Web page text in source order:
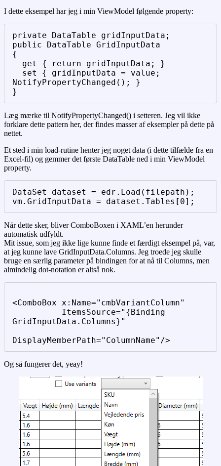
I dette eksempel har jeg i min ViewModel følgende property:
private DataTable gridInputData;
public DataTable GridInputData
{
NotifyPropertyChanged(); }
}
Læg mærke til NotifyPropertyChanged() i setteren. Jeg vil ikke
forklare dette pattern her, der findes masser af eksempler på dette på
nettet.
Et sted i min load-rutine henter jeg noget data (i dette tilfælde fra en
Excel-fil) og gemmer det første DataTable ned i min ViewModel
property.
DataSet dataset = edr.Load(filepath);
vm.GridInputData = dataset.Tables[0];
Når dette sker, bliver ComboBoxen i XAML’en herunder
automatisk udfyldt.
Mit issue, som jeg ikke lige kunne finde et færdigt eksempel på, var,
at jeg kunne lave GridInputData.Columns. Jeg troede jeg skulle
bruge en særlig parameter på bindingen for at nå til Columns, men
almindelig dot-notation er altså nok.
<ComboBox x:Name="cmbVariantColumn"
GridInputData.Columns}"
DisplayMemberPath="ColumnName"/>
Og så fungerer det, yeay!